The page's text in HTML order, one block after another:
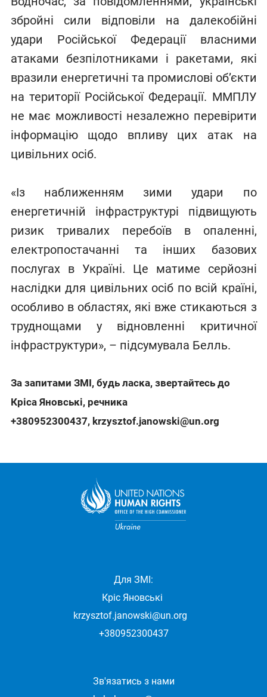
збройні сили відповіли на далекобійні
удари Російської Федерації власними
атаками безпілотниками і ракетами, які
вразили енергетичні та промислові об’єкти
на території Російської Федерації. ММПЛУ
не має можливості незалежно перевірити
інформацію щодо впливу цих атак на
цивільних осіб.
«Із наближенням зими удари по
енергетичній інфраструктурі підвищують
ризик тривалих перебоїв в опаленні,
електропостачанні та інших базових
послугах в Україні. Це матиме серйозні
наслідки для цивільних осіб по всій країні,
особливо в областях, які вже стикаються з
труднощами у відновленні критичної
інфраструктури», – підсумувала Белль.
За запитами ЗМІ, будь ласка, звертайтесь до
Кріса Яновські, речника
+380952300437, krzysztof.janowski@un.org
Для ЗМІ:
Кріс Яновські
krzysztof.janowski@un.org
+380952300437
Зв'язатись з нами